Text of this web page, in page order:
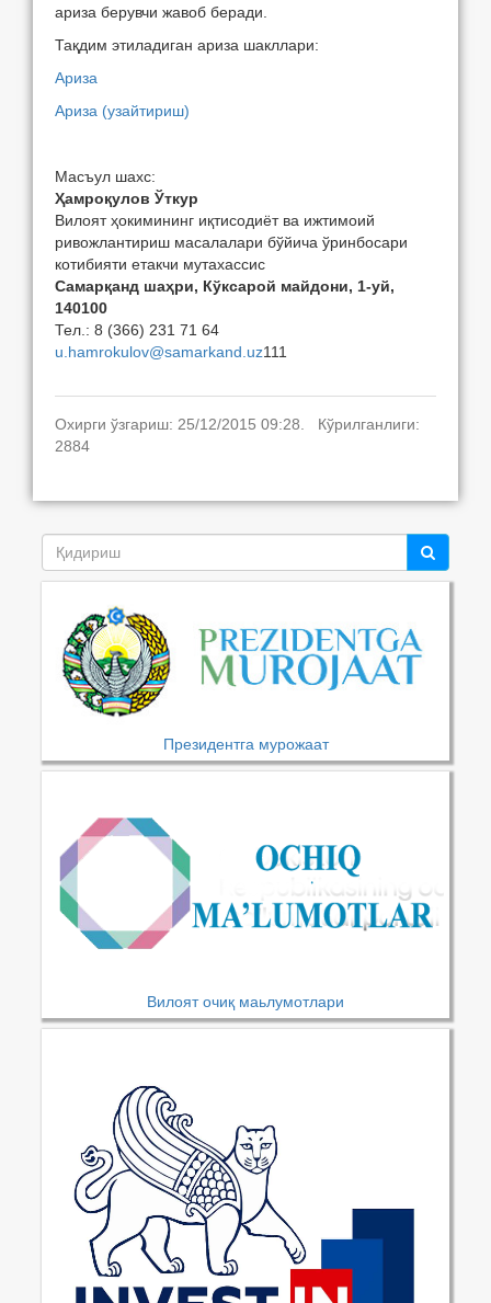
ариза берувчи жавоб беради.
Тақдим этиладиган ариза шакллари:
Ариза
Ариза (узайтириш)
Масъул шахс:
Ҳамроқулов Ўткур
Вилоят ҳокимининг иқтисодиёт ва ижтимоий
ривожлантириш масалалари бўйича ўринбосари
котибияти етакчи мутахассис
Самарқанд шаҳри, Кўксарой майдони, 1-уй,
140100
Тел.: 8 (366) 231 71 64
u.hamrokulov@samarkand.uz111
Охирги ўзгариш: 25/12/2015 09:28. Кўрилганлиги:
2884
Президентга мурожаат
Вилоят очиқ маьлумотлари